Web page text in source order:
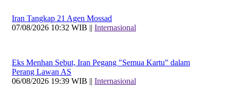
Iran Tangkap 21 Agen Mossad
07/08/2026 10:32 WIB || Internasional
Eks Menhan Sebut, Iran Pegang "Semua Kartu" dalam
Perang Lawan AS
06/08/2026 19:39 WIB || Internasional